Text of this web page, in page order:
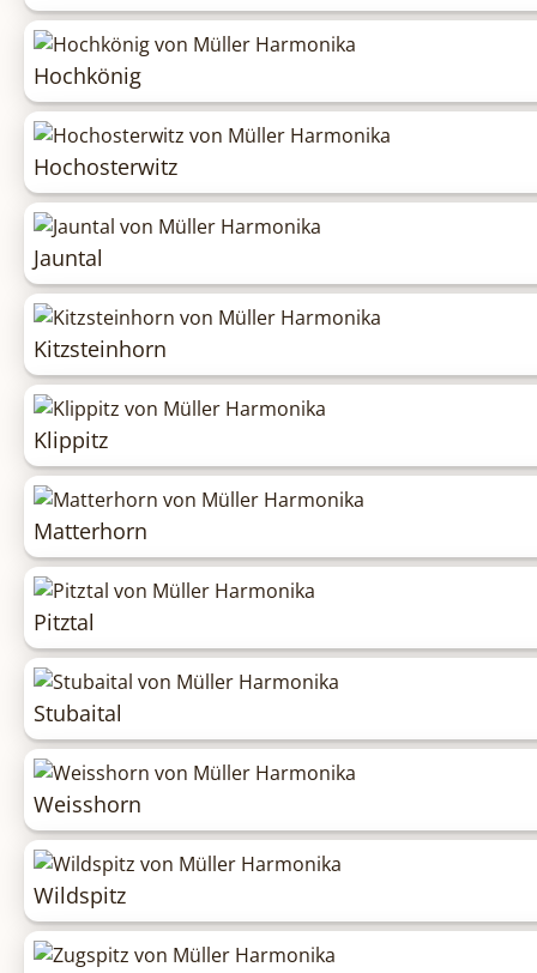
Hochkönig
Hochosterwitz
Jauntal
Kitzsteinhorn
Klippitz
Matterhorn
Pitztal
Stubaital
Weisshorn
Wildspitz